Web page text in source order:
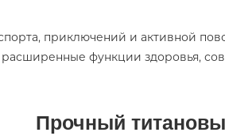
приключений и активной
функции здоровья,
Прочный